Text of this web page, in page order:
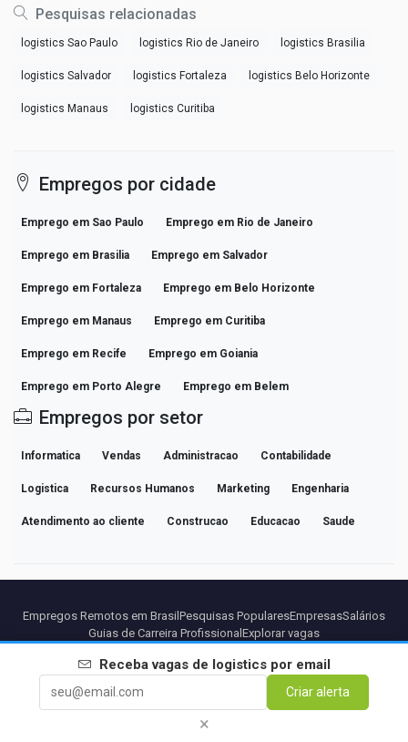
Pesquisas relacionadas
logistics Sao Paulo logistics Rio de Janeiro logistics Brasilia
logistics Salvador logistics Fortaleza logistics Belo Horizonte
logistics Manaus logistics Curitiba
Empregos por cidade
Emprego em Sao Paulo Emprego em Rio de Janeiro
Emprego em Brasilia Emprego em Salvador
Emprego em Fortaleza Emprego em Belo Horizonte
Emprego em Manaus Emprego em Curitiba
Emprego em Recife Emprego em Goiania
Emprego em Porto Alegre Emprego em Belem
Empregos por setor
Informatica Vendas Administracao Contabilidade
Logistica Recursos Humanos Marketing Engenharia
Atendimento ao cliente Construcao Educacao Saude
Receba vagas de logisticspor email
Criar alerta
×
Empregos Remotos em Brasil Pesquisas PopularesEmpresasSalários
Guias de Carreira Profissional Explorar vagas
ParceirosAviso legalPrivacidadeTermosTermos Premium
Cancelar Premium
Contato
© 2026 BEBEE PLATFORM SL - ID ESB84471838